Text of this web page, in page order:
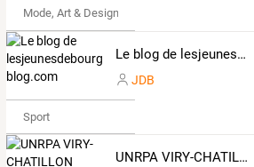
Mode, Art & Design
Le blog de lesjeunesdebourgneuf.over-blog.com
JDB
Sport
UNRPA VIRY-CHATILLON 91170